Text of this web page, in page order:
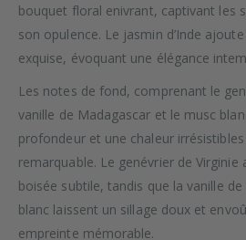
bouquet floral enivrant, captivant les
son opulence. Le jasmin d’Inde
exquise, évoquant une élégance
Les notes de fond, comprenant le
vanille de Madagascar et le musc
profondeur et une chaleur
remarquable. Le genévrier de Virginie
boisée subtile, tandis que la vanille
blanc laissent un sillage doux et
empreinte mémorable.